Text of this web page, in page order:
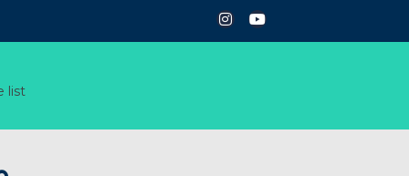
list